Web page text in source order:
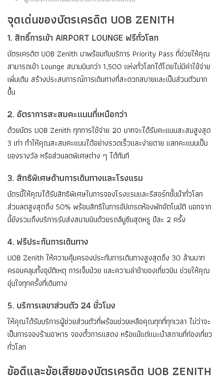
จุดเด่นของบัตรเครดิต UOB ZENITH
1. สิทธิ์การเข้า AIRPORT LOUNGE ฟรีทั่วโลก
บัตรเครดิต UOB Zenith มาพร้อมกับบริการ Priority Pass ที่ช่วยให้คุณ
สามารถเข้า Lounge สนามบินกว่า 1,500 แห่งทั่วโลกได้โดยไม่มีค่าใช้จ่าย
เพิ่มเติม สร้างประสบการณ์การเดินทางที่สะดวกสบายและเป็นส่วนตัวมาก
ขึ้น
2. อัตราการสะสมคะแนนที่เหนือกว่า
ด้วยบัตร UOB Zenith ทุกการใช้จ่าย 20 บาทจะได้รับคะแนนสะสมสูงสุด
3 เท่า ทำให้คุณสะสมคะแนนได้อย่างรวดเร็วและง่ายดาย แลกคะแนนเป็น
ของรางวัล หรือส่วนลดพิเศษต่าง ๆ ได้ทันที
3. สิทธิพิเศษด้านการเดินทางและโรงแรม
บัตรนี้ให้คุณได้รับสิทธิพิเศษในการจองโรงแรมและรีสอร์ทชั้นนำทั่วโลก
ส่วนลดสูงสุดถึง 50% พร้อมสิทธิในการอัปเกรดห้องพักอัตโนมัติ นอกจาก
นี้ยังรวมถึงบริการรับส่งสนามบินด้วยรถลีมูซีนสุดหรู ปีละ 2 ครั้ง
4. ฟรีประกันการเดินทาง
UOB Zenith ให้ความคุ้มครองประกันการเดินทางสูงสุดถึง 30 ล้านบาท
ครอบคลุมทั้งอุบัติเหตุ การเจ็บป่วย และความล่าช้าของเที่ยวบิน ช่วยให้คุณ
อุ่นใจทุกครั้งที่เดินทาง
5. บริการเลขาส่วนตัว 24 ชั่วโมง
ให้คุณได้รับบริการผู้ช่วยส่วนตัวที่พร้อมช่วยเหลือคุณทุกที่ทุกเวลา ไม่ว่าจะ
เป็นการจองร้านอาหาร จองตั๋วการแสดง หรือแม้แต่แนะนำสถานที่ท่องเที่ยว
ทั่วโลก
ข้อดีและข้อเสียของบัตรเครดิต UOB ZENITH